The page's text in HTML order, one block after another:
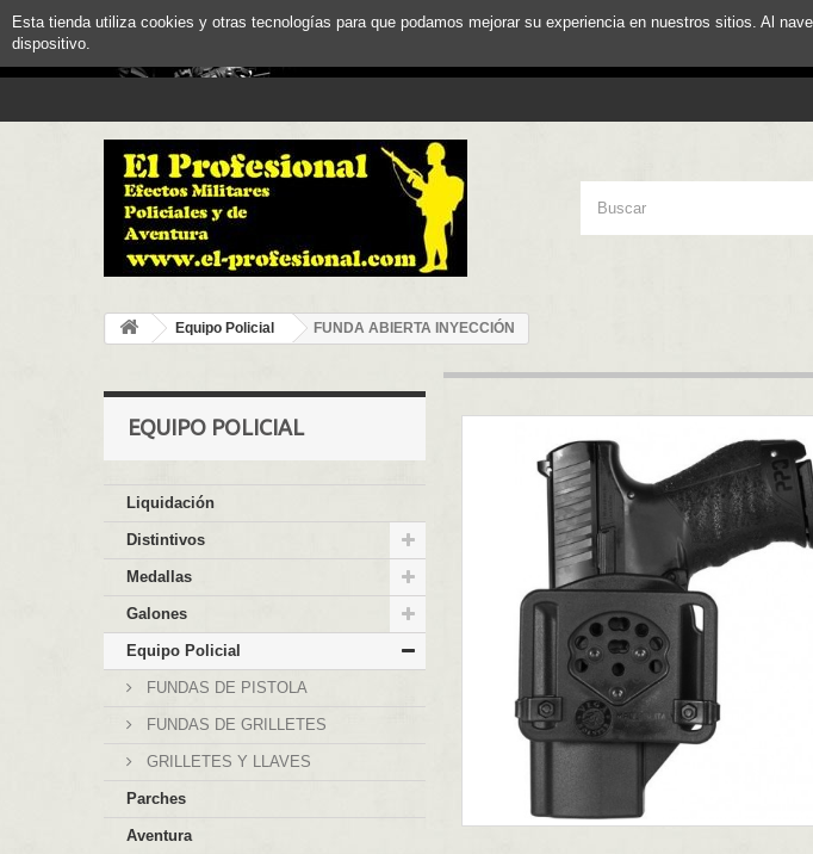
Esta tienda utiliza cookies y otras tecnologías para que podamos mejorar su experiencia en nuestros sitios. Al
dispositivo.
Equipo Policial FUNDA ABIERTA INYECCIÓN
EQUIPO POLICIAL
Liquidación
Distintivos
Medallas
Galones
Equipo Policial
FUNDAS DE PISTOLA
FUNDAS DE GRILLETES
GRILLETES Y LLAVES
Parches
Aventura